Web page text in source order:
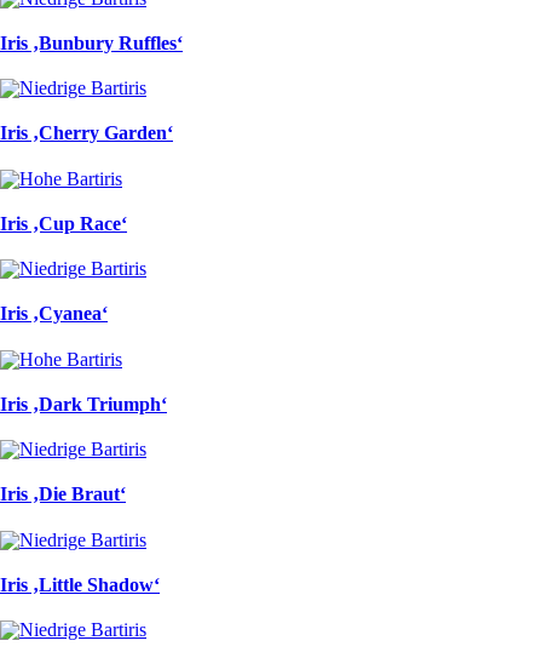
Iris ‚Bunbury Ruffles‘
Iris ‚Cherry Garden‘
Iris ‚Cup Race‘
Iris ‚Cyanea‘
Iris ‚Dark Triumph‘
Iris ‚Die Braut‘
Iris ‚Little Shadow‘